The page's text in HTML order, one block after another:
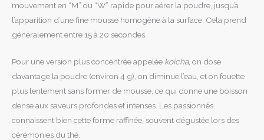
mouvement en “M” ou “W” rapide pour aérer la poudre, jusqu’à
l’apparition d’une fine mousse homogène à la surface. Cela prend
généralement entre 15 à 20 secondes.
Pour une version plus concentrée appelée koicha, on dose
davantage la poudre (environ 4 g), on diminue l’eau, et on fouette
plus lentement sans former de mousse, ce qui donne une boisson
dense aux saveurs profondes et intenses. Les passionnés
connaissent bien cette forme raffinée, souvent dégustée lors des
cérémonies du thé.